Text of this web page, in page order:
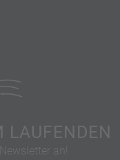
LAUFENDEN
an!